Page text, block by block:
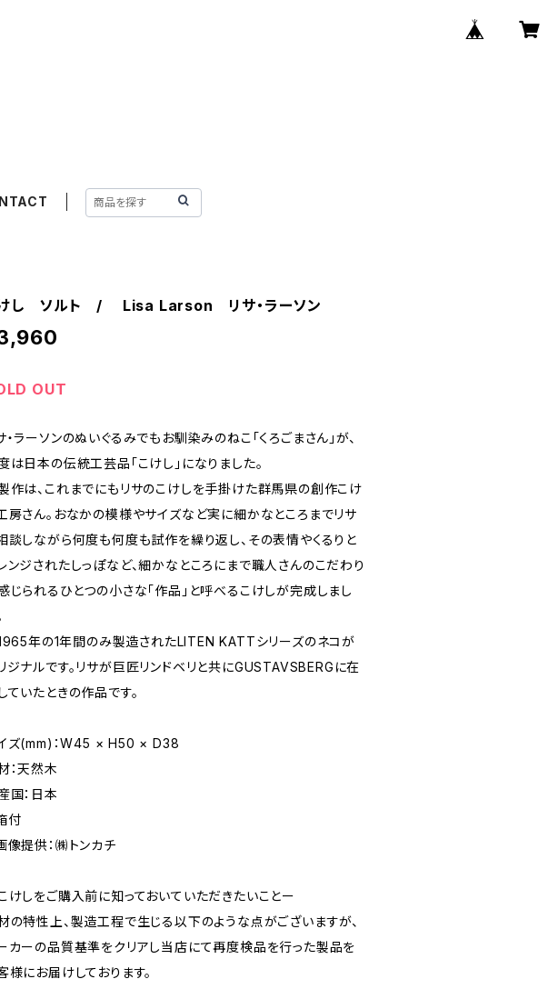
し ソルト / Lisa Larson リサ・ラーソン
OUT
・ラーソンのぬいぐるみでもお馴染みのねこ「くろごまさん」が、
は日本の伝統工芸品「こけし」になりました。
作は、これまでにもリサのこけしを手掛けた群馬県の創作こけ
房さん。おなかの模様やサイズなど実に細かなところまでリサ
談しながら何度も何度も試作を繰り返し、その表情やくるりと
ンジされたしっぽなど、細かなところにまで職人さんのこだわり
じられるひとつの小さな「作品」と呼べるこけしが完成しまし
年の1年間のみ製造されたLITEN KATTシリーズのネコが
ジナルです。リサが巨匠リンドベリと共にGUSTAVSBERGに在
ていたときの作品です。
ズ(mm)：W45 × H50 × D38
：天然木
国：日本
付
像提供：㈱トンカチ
けしをご購入前に知っておいていただきたいことー
の特性上、製造工程で生じる以下のような点がございますが、
カーの品質基準をクリアし当店にて再度検品を行った製品を
様にお届けしております。